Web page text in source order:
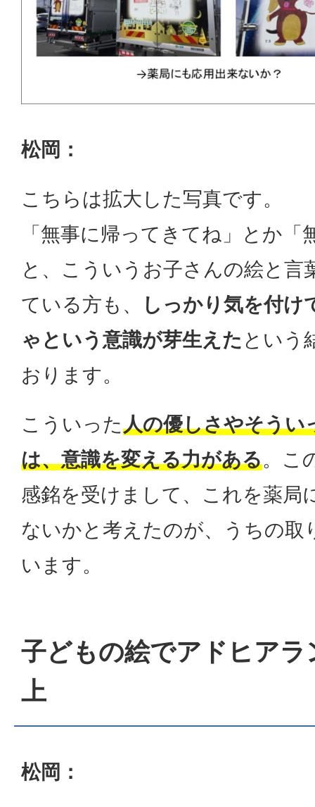
松岡：
こちらは拡大した写真です。
「無事に帰ってきてね」とか「
と、こういうお子さんの絵と言
ている方も、
しっかり気を付け
ゃという意識が芽生えた という
おります。
こういった人の優しさやそうい
は、意識を変える力がある。こ
感銘を受けまして、これを薬局
ないかと考えたのが、うちの取
います。
子どもの絵でアドヒアラ
上
松岡：